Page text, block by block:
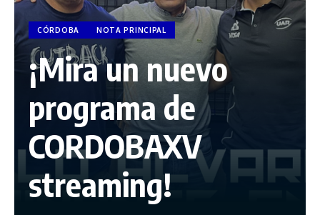
CÓRDOBA NOTA PRINCIPAL
¡Mira un nuevo
programa de
CORDOBAXV
streaming!